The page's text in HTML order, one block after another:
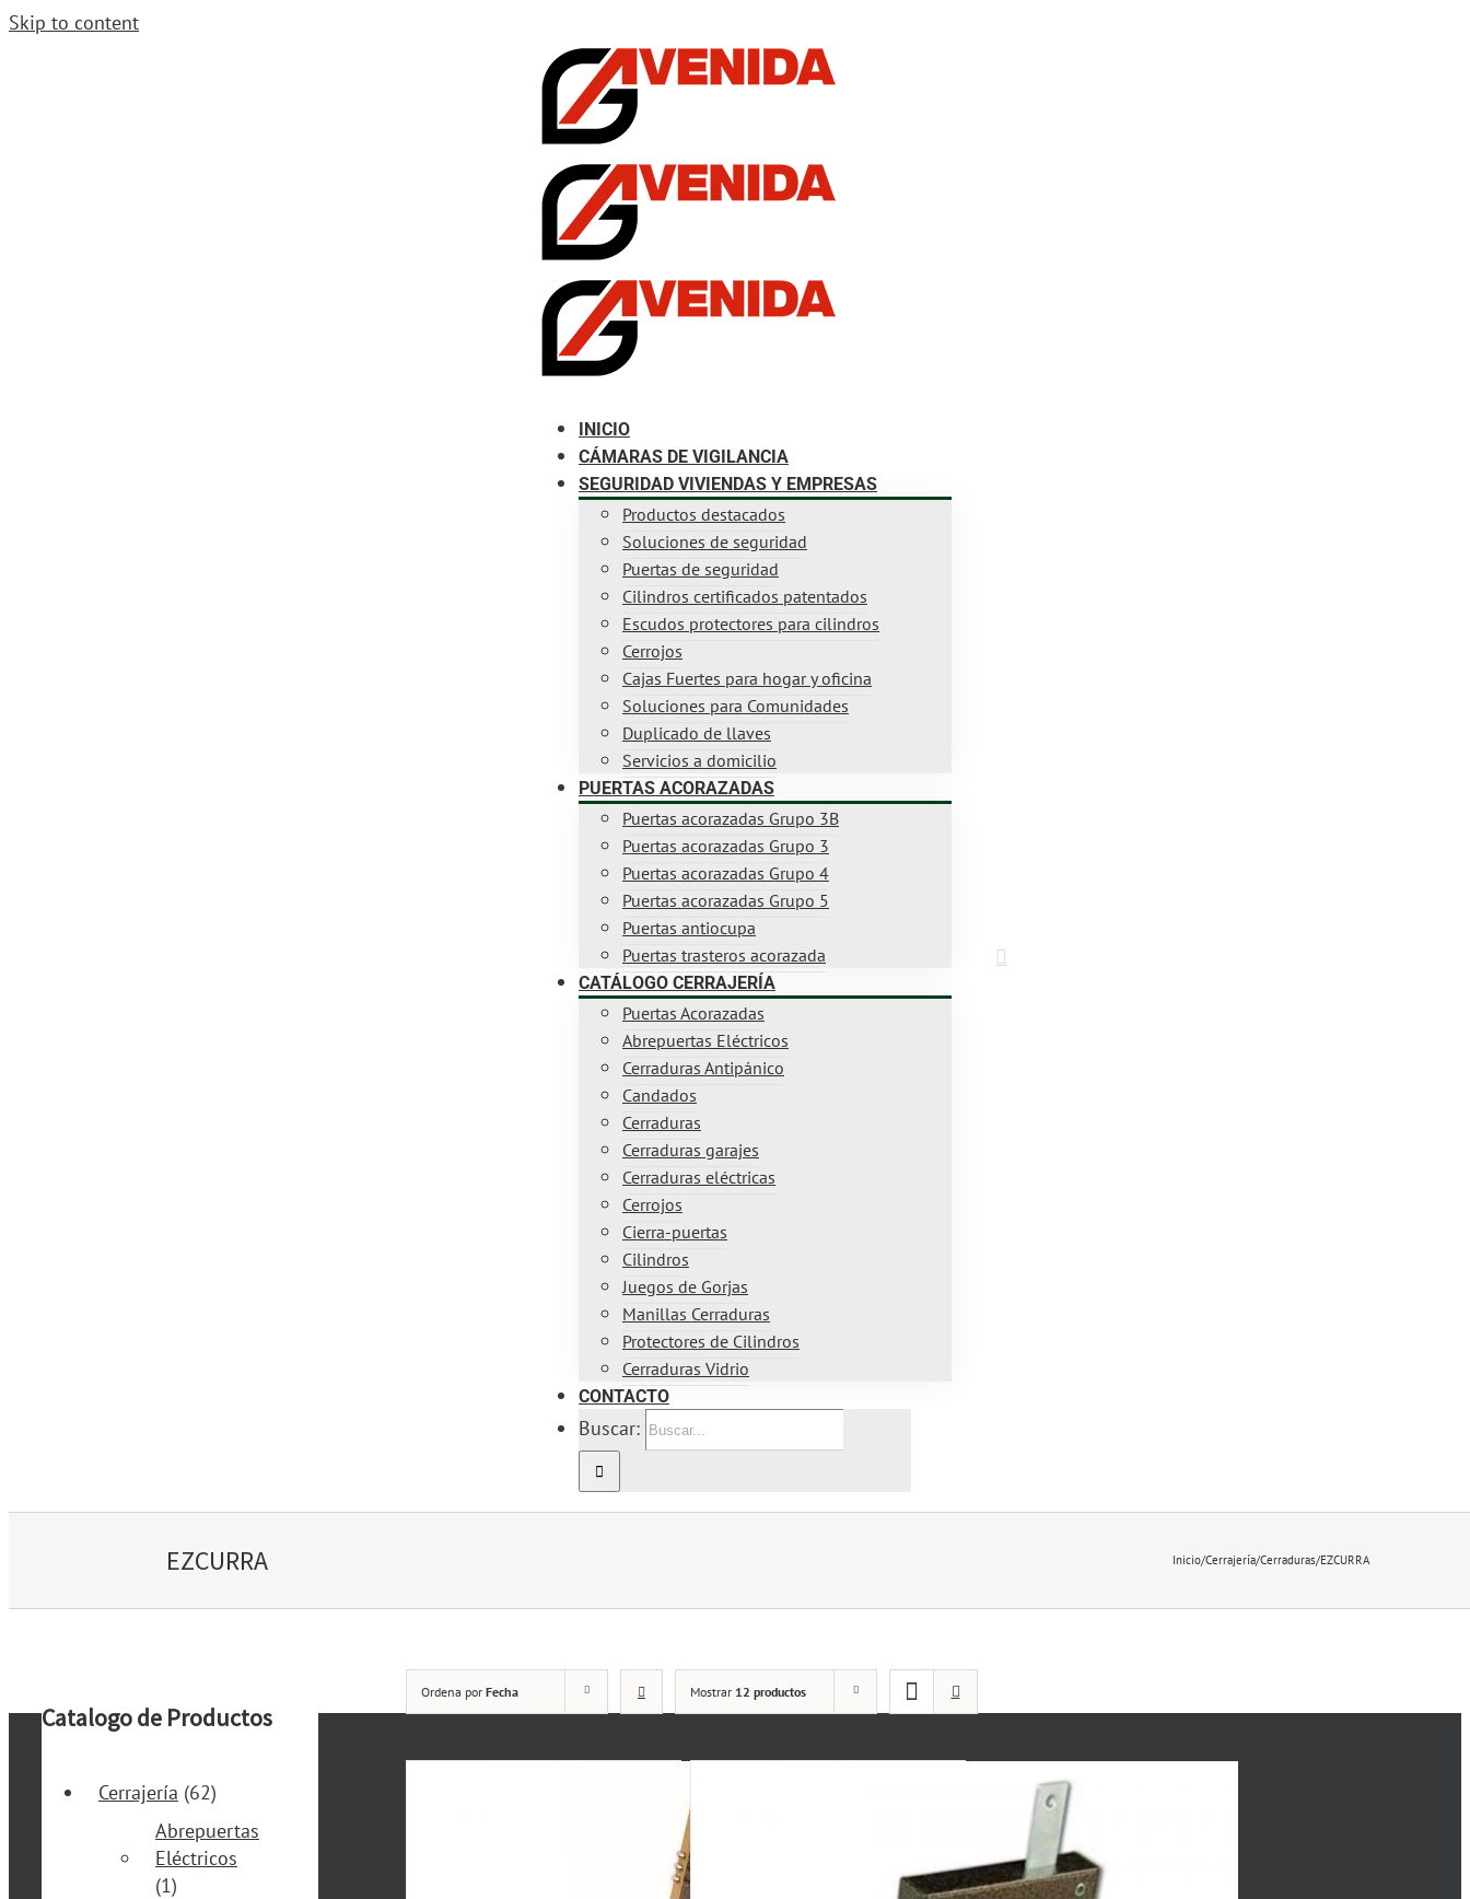
Skip to content
INICIO
CÁMARAS DE VIGILANCIA
SEGURIDAD VIVIENDAS Y EMPRESAS
Productos destacados
Soluciones de seguridad
Puertas de seguridad
Cilindros certificados patentados
Escudos protectores para cilindros
Cerrojos
Cajas Fuertes para hogar y oficina
Soluciones para Comunidades
Duplicado de llaves
Servicios a domicilio
PUERTAS ACORAZADAS
Puertas acorazadas Grupo 3B
Puertas acorazadas Grupo 3
Puertas acorazadas Grupo 4
Puertas acorazadas Grupo 5
Puertas antiocupa
Puertas trasteros acorazada
CATÁLOGO CERRAJERÍA
Puertas Acorazadas
Abrepuertas Eléctricos
Cerraduras Antipánico
Candados
Cerraduras
Cerraduras garajes
Cerraduras eléctricas
Cerrojos
Cierra-puertas
Cilindros
Juegos de Gorjas
Manillas Cerraduras
Protectores de Cilindros
Cerraduras Vidrio
CONTACTO
Buscar:
EZCURRA Inicio/Cerrajería/Cerraduras/EZCURRA
Ordena por Fecha Mostrar 12 productos
Catalogo de Productos
Cerrajería (62)
Abrepuertas
Eléctricos
(1)